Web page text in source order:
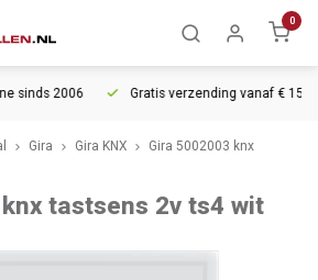
0
sinds 2006 Gratis verzending vanaf € 150
Gira Gira KNX
Gira 5002003 knx
tastsens 2v ts4 wit